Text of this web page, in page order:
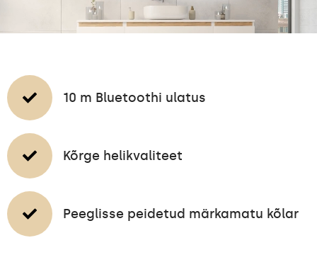
10 m Bluetoothi ulatus
Kõrge helikvaliteet
Peeglisse peidetud märkamatu kõlar